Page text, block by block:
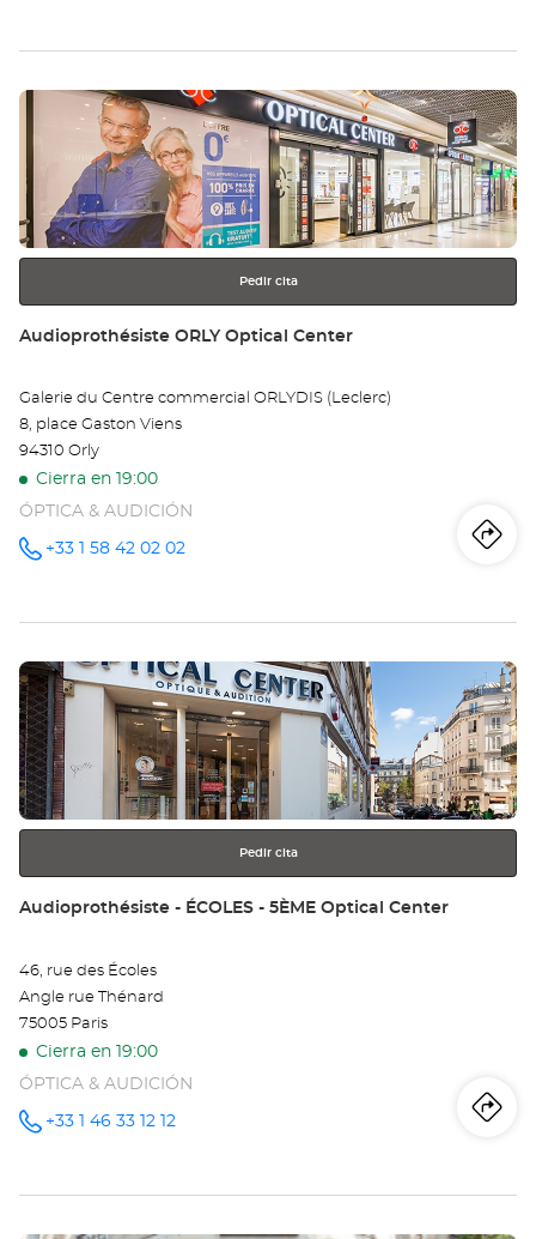
de
Pulse
ENTER
obtener
más
información
Pedir cita
Tienda:
Audioprothésiste ORLY Optical Center
Galerie du Centre commercial ORLYDIS (Leclerc)
8, place Gaston Viens
94310 Orly
Cierra en 19:00
ÓPTICA & AUDICIÓN
número
+33 1 58 42 02 02
a
Pulse
ENTER
para
obtener
más
información
Pedir cita
Tienda:
Audioprothésiste - ÉCOLES - 5ÈME Optical Center
46, rue des Écoles
Angle rue Thénard
75005 Paris
Cierra en 19:00
ÓPTICA & AUDICIÓN
número
+33 1 46 33 12 12
a